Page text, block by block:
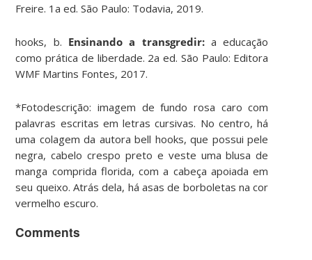
Freire. 1a ed. São Paulo: Todavia, 2019.
hooks, b. Ensinando a transgredir: a educação
como prática de liberdade. 2a ed. São Paulo: Editora
WMF Martins Fontes, 2017.
*Fotodescrição: imagem de fundo rosa caro com
palavras escritas em letras cursivas. No centro, há
uma colagem da autora bell hooks, que possui pele
negra, cabelo crespo preto e veste uma blusa de
manga comprida florida, com a cabeça apoiada em
seu queixo. Atrás dela, há asas de borboletas na cor
vermelho escuro.
Comments